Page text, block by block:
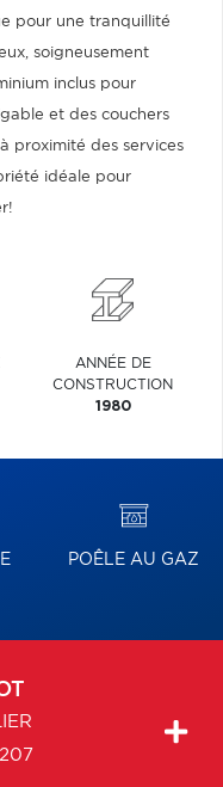
pour une tranquillité
soigneusement
inclus pour
et des couchers
proximité des services
idéale pour
ANNÉE DE
CONSTRUCTION
1980
POÊLE AU GAZ